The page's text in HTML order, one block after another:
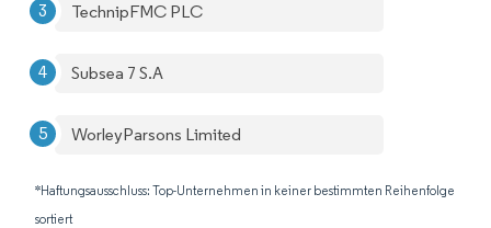
TechnipFMC PLC
Subsea 7 S.A
WorleyParsons Limited
*Haftungsausschluss: Top-Unternehmen in keiner bestimmten Reihenfolge
sortiert